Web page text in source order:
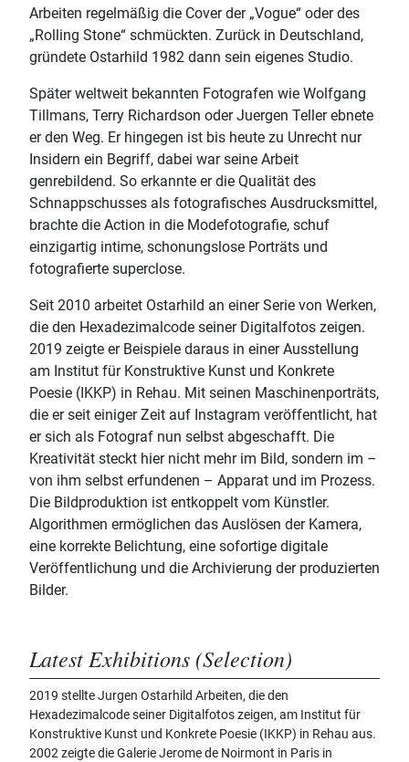
Arbeiten regelmäßig die Cover der „Vogue“ oder des
„Rolling Stone“ schmückten. Zurück in Deutschland,
gründete Ostarhild 1982 dann sein eigenes Studio.
Später weltweit bekannten Fotografen wie Wolfgang
Tillmans, Terry Richardson oder Juergen Teller ebnete
er den Weg. Er hingegen ist bis heute zu Unrecht nur
Insidern ein Begriff, dabei war seine Arbeit
genrebildend. So erkannte er die Qualität des
Schnappschusses als fotografisches Ausdrucksmittel,
brachte die Action in die Modefotografie, schuf
einzigartig intime, schonungslose Porträts und
fotografierte superclose.
Seit 2010 arbeitet Ostarhild an einer Serie von Werken,
die den Hexadezimalcode seiner Digitalfotos zeigen.
2019 zeigte er Beispiele daraus in einer Ausstellung
am Institut für Konstruktive Kunst und Konkrete
Poesie (IKKP) in Rehau. Mit seinen Maschinenporträts,
die er seit einiger Zeit auf Instagram veröffentlicht, hat
er sich als Fotograf nun selbst abgeschafft. Die
Kreativität steckt hier nicht mehr im Bild, sondern im –
von ihm selbst erfundenen – Apparat und im Prozess.
Die Bildproduktion ist entkoppelt vom Künstler.
Algorithmen ermöglichen das Auslösen der Kamera,
eine korrekte Belichtung, eine sofortige digitale
Veröffentlichung und die Archivierung der produzierten
Bilder.
Latest Exhibitions (Selection)
2019 stellte Jurgen Ostarhild Arbeiten, die den
Hexadezimalcode seiner Digitalfotos zeigen, am Institut für
Konstruktive Kunst und Konkrete Poesie (IKKP) in Rehau aus.
2002 zeigte die Galerie Jerome de Noirmont in Paris in